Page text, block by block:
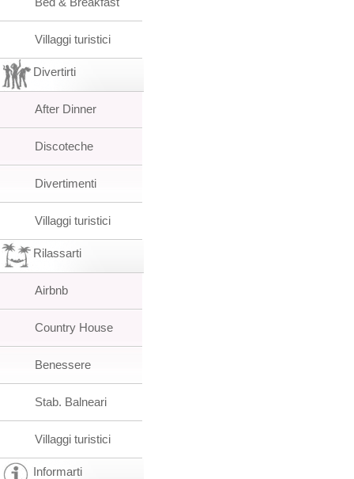
Villaggi turistici
Divertirti
After Dinner
Discoteche
Divertimenti
Villaggi turistici
Rilassarti
Airbnb
Country House
Benessere
Stab. Balneari
Villaggi turistici
Informarti